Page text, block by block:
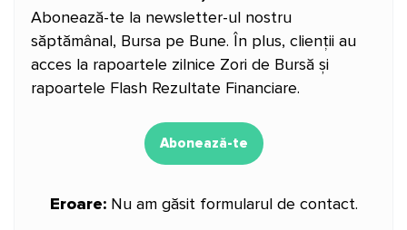
Abonează-te la newsletter-ul nostru
săptămânal, Bursa pe Bune. În plus, clienții au
acces la rapoartele zilnice Zori de Bursă și
rapoartele Flash Rezultate Financiare.
Abonează-te
Eroare:Nu am găsit formularul de contact.